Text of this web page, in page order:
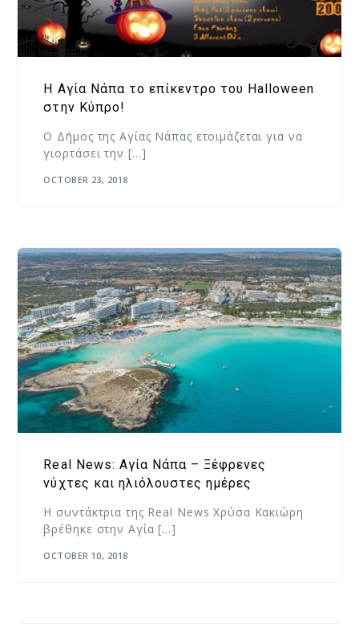
Η Αγία Νάπα το επίκεντρο του Halloween
στην Κύπρο!
Ο Δήμος της Αγίας Νάπας ετοιμάζεται για να
γιορτάσει την […]
OCTOBER 23, 2018
Real News: Αγία Νάπα – Ξέφρενες
νύχτες και ηλιόλουστες ημέρες
Η συντάκτρια της Real News Χρύσα Κακιώρη
βρέθηκε στην Αγία […]
OCTOBER 10, 2018